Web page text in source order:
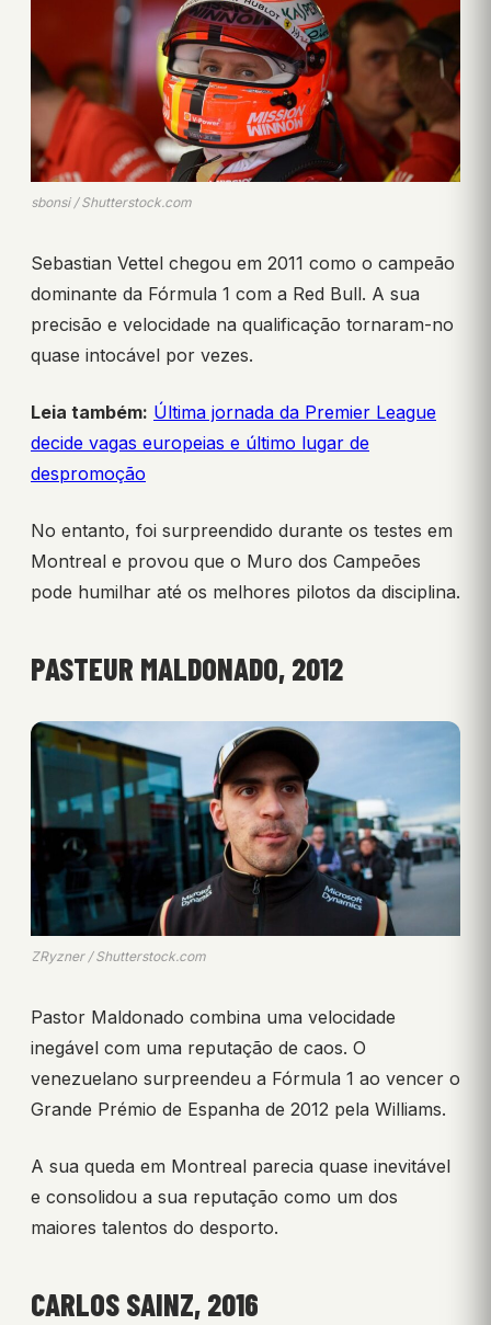
sbonsi / Shutterstock.com
Sebastian Vettel chegou em 2011 como o campeão
dominante da Fórmula 1 com a Red Bull. A sua
precisão e velocidade na qualificação tornaram-no
quase intocável por vezes.
Leia também: Última jornada da Premier League
decide vagas europeias e último lugar de
despromoção
No entanto, foi surpreendido durante os testes em
Montreal e provou que o Muro dos Campeões
pode humilhar até os melhores pilotos da disciplina.
PASTEUR MALDONADO, 2012
ZRyzner / Shutterstock.com
Pastor Maldonado combina uma velocidade
inegável com uma reputação de caos. O
venezuelano surpreendeu a Fórmula 1 ao vencer o
Grande Prémio de Espanha de 2012 pela Williams.
A sua queda em Montreal parecia quase inevitável
e consolidou a sua reputação como um dos
maiores talentos do desporto.
CARLOS SAINZ, 2016